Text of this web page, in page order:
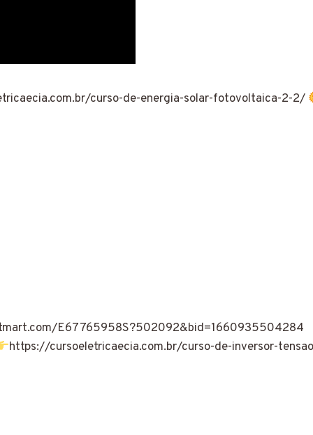
curso-de-energia-solar-fotovoltaica-2-2/
E67765958S?502092&bid=1660935504284
https://cursoeletricaecia.com.br/curso-de-inversor-